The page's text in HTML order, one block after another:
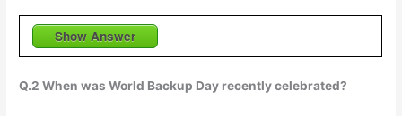
Show Answer
Q.2 When was World Backup Day recently celebrated?